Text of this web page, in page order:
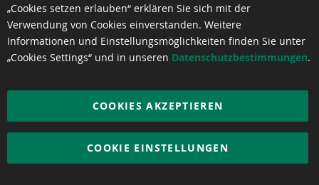
Ab € 64,93pro m²
„Cookies setzen erlauben“ erklären Sie sich mit der
Verwendung von Cookies einverstanden. Weitere
Informationen und Einstellungsmöglichkeiten finden Sie unter
„Cookies Settings“ und in unseren Datenschutzbestimmungen.
COOKIES AKZEPTIEREN
COOKIE EINSTELLUNGEN